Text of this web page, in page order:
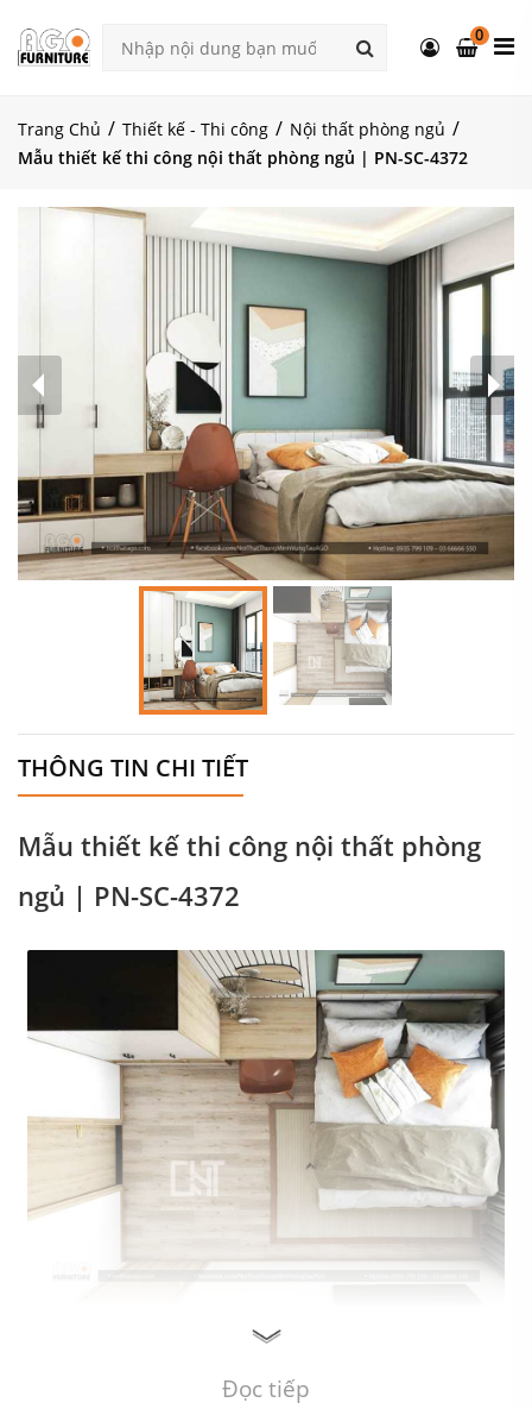
0
Trang Chủ Thiết kế - Thi công
Nội thất phòng ngủ
Mẫu thiết kế thi công nội thất phòng ngủ | PN-SC-4372
THÔNG TIN CHI TIẾT
Mẫu thiết kế thi công nội thất phòng
ngủ | PN-SC-4372
Đọc tiếp